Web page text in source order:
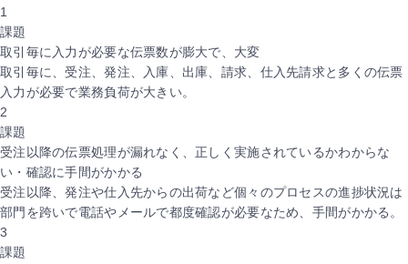
1
課題
取引毎に入力が必要な伝票数が膨大で、大変
取引毎に、受注、発注、入庫、出庫、請求、仕入先請求と 多くの伝票
入力が必要で業務負荷が大きい。
2
課題
受注以降の伝票処理が漏れなく、正しく実施されているかわからな
い・確認に手間がかかる
受注以降、発注や仕入先からの出荷など個々のプロセスの進捗状況は
部門を跨いで電話やメールで都度確認が必要なため、手間がかかる。
3
課題